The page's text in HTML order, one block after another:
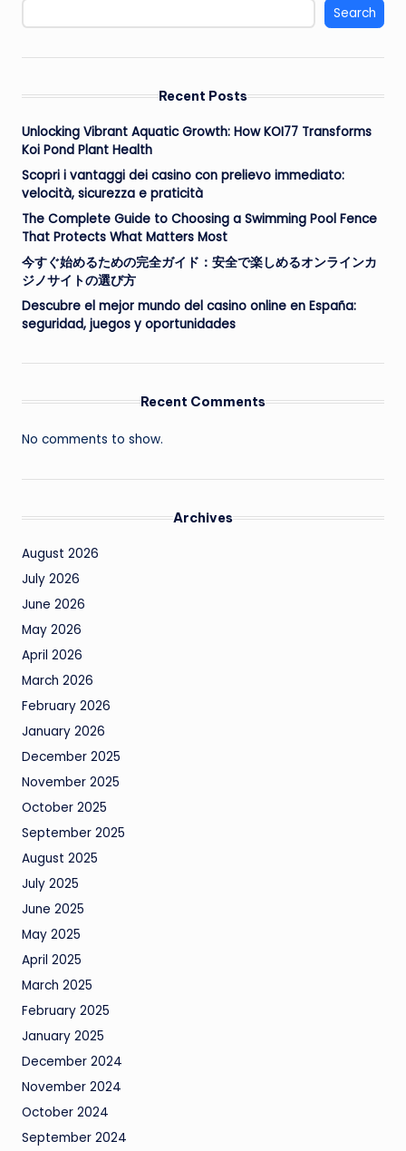
Search
Recent Posts
Unlocking Vibrant Aquatic Growth: How KOI77 Transforms
Koi Pond Plant Health
Scopri i vantaggi dei casino con prelievo immediato:
velocità, sicurezza e praticità
The Complete Guide to Choosing a Swimming Pool Fence
That Protects What Matters Most
今すぐ始めるための完全ガイド：安全で楽しめるオンラインカ
ジノサイトの選び方
Descubre el mejor mundo del casino online en España:
seguridad, juegos y oportunidades
Recent Comments
No comments to show.
Archives
August 2026
July 2026
June 2026
May 2026
April 2026
March 2026
February 2026
January 2026
December 2025
November 2025
October 2025
September 2025
August 2025
July 2025
June 2025
May 2025
April 2025
March 2025
February 2025
January 2025
December 2024
November 2024
October 2024
September 2024